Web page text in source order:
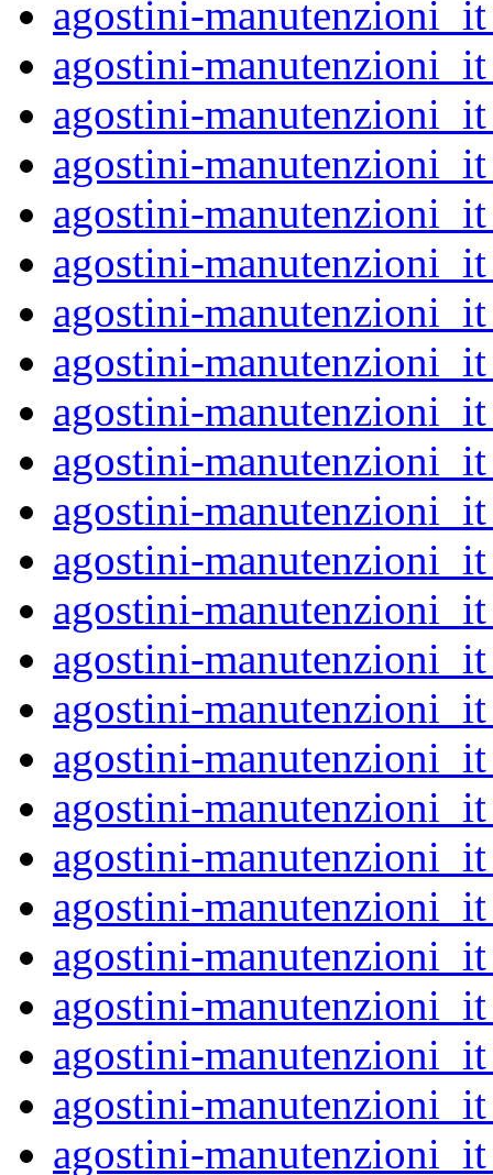
agostini-
agostini-
agostini-
agostini-
agostini-
agostini-
agostini-
agostini-
agostini-
agostini-
agostini-
agostini-
agostini-
agostini-
agostini-
agostini-
agostini-
agostini-
agostini-
agostini-
agostini-
agostini-
agostini-
agostini-